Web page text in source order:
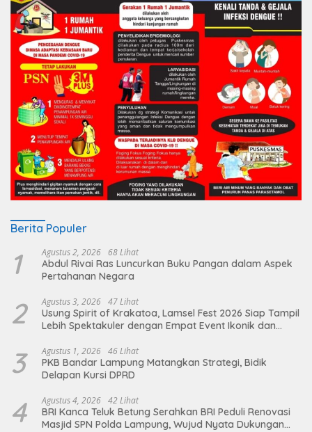
Berita Populer
1 Agustus 2, 2026 68 Lihat
Abdul Rivai Ras Luncurkan Buku Pangan dalam Aspek
Pertahanan Negara
2 Agustus 3, 2026 47 Lihat
Usung Spirit of Krakatoa, Lamsel Fest 2026 Siap Tampil
Lebih Spektakuler dengan Empat Event Ikonik dan
3 Agustus 1, 2026 46 Lihat
PKB Bandar Lampung Matangkan Strategi, Bidik
Delapan Kursi DPRD
4 Agustus 4, 2026 42 Lihat
BRI Kanca Teluk Betung Serahkan BRI Peduli Renovasi
Masjid SPN Polda Lampung, Wujud Nyata Dukungan